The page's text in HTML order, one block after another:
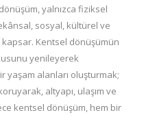
yalnızca fiziksel
sosyal, kültürel ve
Kentsel dönüşümün
yenileyerek
yaşam alanları oluşturmak;
altyapı, ulaşım ve
kentsel dönüşüm, hem bir